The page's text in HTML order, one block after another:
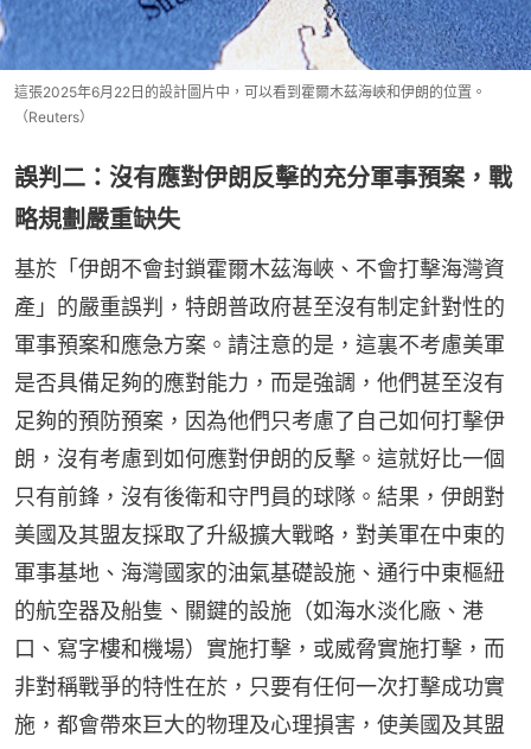
這張2025年6月22日的設計圖片中，可以看到霍爾木茲海峽和伊朗的位置。
（Reuters）
誤判二：沒有應對伊朗反擊的充分軍事預案，戰
略規劃嚴重缺失
基於「伊朗不會封鎖霍爾木茲海峽、不會打擊海灣資
產」的嚴重誤判，特朗普政府甚至沒有制定針對性的
軍事預案和應急方案。請注意的是，這裏不考慮美軍
是否具備足夠的應對能力，而是強調，他們甚至沒有
足夠的預防預案，因為他們只考慮了自己如何打擊伊
朗，沒有考慮到如何應對伊朗的反擊。這就好比一個
只有前鋒，沒有後衛和守門員的球隊。結果，伊朗對
美國及其盟友採取了升級擴大戰略，對美軍在中東的
軍事基地、海灣國家的油氣基礎設施、通行中東樞紐
的航空器及船隻、關鍵的設施（如海水淡化廠、港
口、寫字樓和機場）實施打擊，或威脅實施打擊，而
非對稱戰爭的特性在於，只要有任何一次打擊成功實
施，都會帶來巨大的物理及心理損害，使美國及其盟